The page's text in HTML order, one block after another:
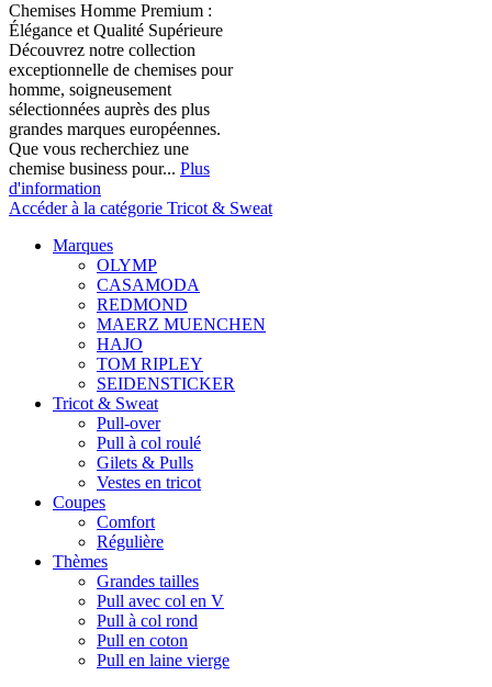
Chemises Homme Premium :
Élégance et Qualité Supérieure
Découvrez notre collection
exceptionnelle de chemises pour
homme, soigneusement
sélectionnées auprès des plus
grandes marques européennes.
Que vous recherchiez une
chemise business pour... Plus
d'information
Accéder à la catégorie Tricot & Sweat
Marques
OLYMP
CASAMODA
REDMOND
MAERZ MUENCHEN
HAJO
TOM RIPLEY
SEIDENSTICKER
Tricot & Sweat
Pull-over
Pull à col roulé
Gilets & Pulls
Vestes en tricot
Coupes
Comfort
Régulière
Thèmes
Grandes tailles
Pull avec col en V
Pull à col rond
Pull en coton
Pull en laine vierge